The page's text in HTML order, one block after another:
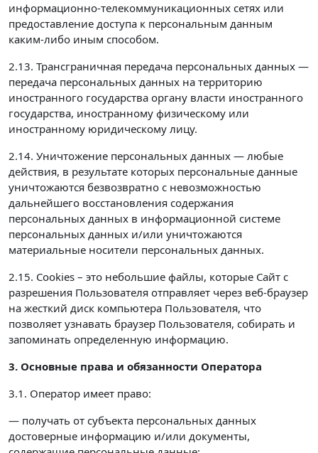
информационно-телекоммуникационных сетях или
предоставление доступа к персональным данным
каким-либо иным способом.
2.13. Трансграничная передача персональных данных —
передача персональных данных на территорию
иностранного государства органу власти иностранного
государства, иностранному физическому или
иностранному юридическому лицу.
2.14. Уничтожение персональных данных — любые
действия, в результате которых персональные данные
уничтожаются безвозвратно с невозможностью
дальнейшего восстановления содержания
персональных данных в информационной системе
персональных данных и/или уничтожаются
материальные носители персональных данных.
2.15. Cookies – это небольшие файлы, которые Сайт с
разрешения Пользователя отправляет через веб-браузер
на жесткий диск компьютера Пользователя, что
позволяет узнавать браузер Пользователя, собирать и
запоминать определенную информацию.
3. Основные права и обязанности Оператора
3.1. Оператор имеет право:
— получать от субъекта персональных данных
достоверные информацию и/или документы,